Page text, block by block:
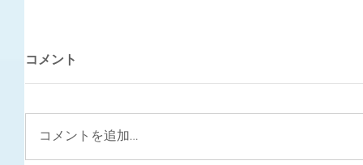
コメント
コメントを追加…